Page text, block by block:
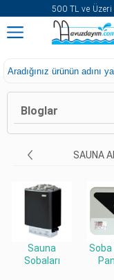
500 TL ve
Bloglar
SAUNA
Sauna
Sobaları
Soba